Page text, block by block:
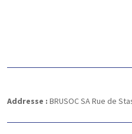
Addresse : BRUSOC SARue de